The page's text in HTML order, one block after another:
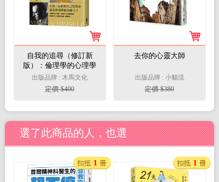
自我的追尋（修訂新
版）：倫理學的心理學
探究
出版品牌 : 木馬文化
定價 $400
去你的心靈大師
出版品牌 : 小貓流
定價 $380
選了此商品的人，也選
扣抵 1 冊 扣抵 1 冊